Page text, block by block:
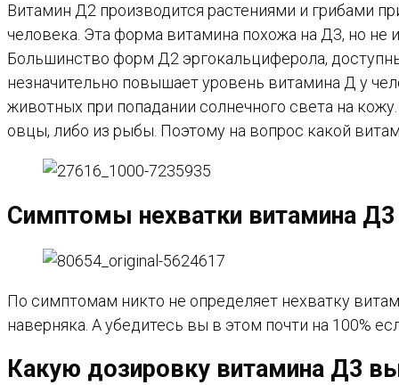
Витамин Д2 производится растениями и грибами
человека. Эта форма витамина похожа на Д3, но не
Большинство форм Д2 эргокальциферола,
незначительно повышает уровень витамина Д у
животных при попадании солнечного света на
овцы, либо из рыбы. Поэтому на вопрос какой
Симптомы нехватки витамина Д3
По симптомам никто не определяет нехватку
наверняка. А убедитесь вы в этом почти на 100%
Какую дозировку витамина Д3